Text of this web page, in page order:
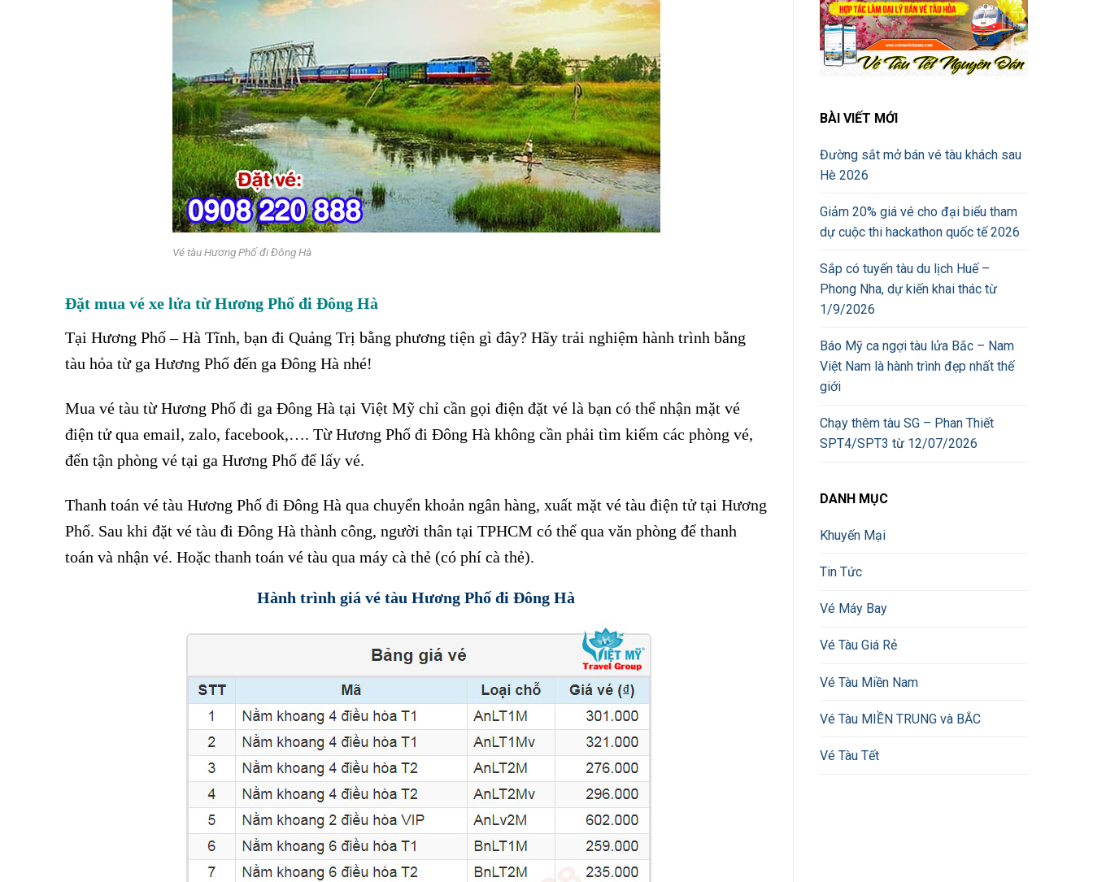
Vé tàu Hương Phố đi Đông Hà
Đặt mua vé xe lửa từ Hương Phố đi Đông Hà
Tại Hương Phố – Hà Tĩnh, bạn đi Quảng Trị bằng phương tiện gì đây? Hãy trải nghiệm hành trình bằng
tàu hỏa từ ga Hương Phố đến ga Đông Hà nhé!
Mua vé tàu từ Hương Phố đi ga Đông Hà tại Việt Mỹ chỉ cần gọi điện đặt vé là bạn có thể nhận mặt vé
điện tử qua email, zalo, facebook,…. Từ Hương Phố đi Đông Hà không cần phải tìm kiếm các phòng vé,
đến tận phòng vé tại ga Hương Phố để lấy vé.
Thanh toán vé tàu Hương Phố đi Đông Hà qua chuyển khoản ngân hàng, xuất mặt vé tàu điện tử tại Hương
Phố. Sau khi đặt vé tàu đi Đông Hà thành công, người thân tại TPHCM có thể qua văn phòng để thanh
toán và nhận vé. Hoặc thanh toán vé tàu qua máy cà thẻ (có phí cà thẻ).
Hành trình giá vé tàu Hương Phố đi Đông Hà
BÀI VIẾT MỚI
Đường sắt mở bán vé tàu khách sau
Hè 2026
Giảm 20% giá vé cho đại biểu tham
dự cuộc thi hackathon quốc tế 2026
Sắp có tuyến tàu du lịch Huế –
Phong Nha, dự kiến khai thác từ
1/9/2026
Báo Mỹ ca ngợi tàu lửa Bắc – Nam
Việt Nam là hành trình đẹp nhất thế
giới
Chạy thêm tàu SG – Phan Thiết
SPT4/SPT3 từ 12/07/2026
DANH MỤC
Khuyến Mại
Tin Tức
Vé Máy Bay
Vé Tàu Giá Rẻ
Vé Tàu Miền Nam
Vé Tàu MIỀN TRUNG và BẮC
Vé Tàu Tết